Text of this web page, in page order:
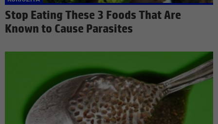
Stop Eating These 3 Foods That Are
Known to Cause Parasites